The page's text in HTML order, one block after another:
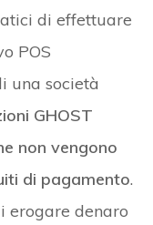
di effettuare
POS
una società
GHOST
non vengono
di pagamento.
erogare denaro